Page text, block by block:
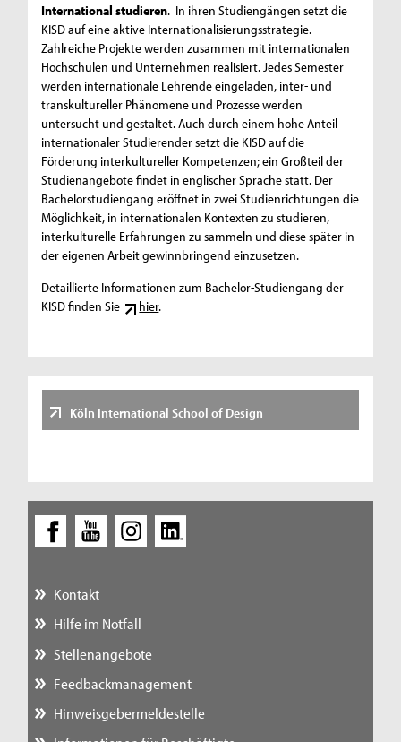
International studieren. In ihren Studiengängen setzt die
KISD auf eine aktive Internationalisierungsstrategie.
Zahlreiche Projekte werden zusammen mit internationalen
Hochschulen und Unternehmen realisiert. Jedes Semester
werden internationale Lehrende eingeladen, inter- und
transkultureller Phänomene und Prozesse werden
untersucht und gestaltet. Auch durch einem hohe Anteil
internationaler Studierender setzt die KISD auf die
Förderung interkultureller Kompetenzen; ein Großteil der
Studienangebote findet in englischer Sprache statt. Der
Bachelorstudiengang eröffnet in zwei Studienrichtungen die
Möglichkeit, in internationalen Kontexten zu studieren,
interkulturelle Erfahrungen zu sammeln und diese später in
der eigenen Arbeit gewinnbringend einzusetzen.
Detaillierte Informationen zum Bachelor-Studiengang der
KISD finden Sie
hier.
Köln International School of Design
Kontakt
Hilfe im Notfall
Stellenangebote
Feedbackmanagement
Hinweisgebermeldestelle